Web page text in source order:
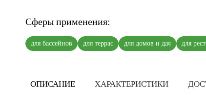
Сферы применения:
для бассейнов для террас для домов и дач для
ОПИСАНИЕ ХАРАКТЕРИСТИКИ